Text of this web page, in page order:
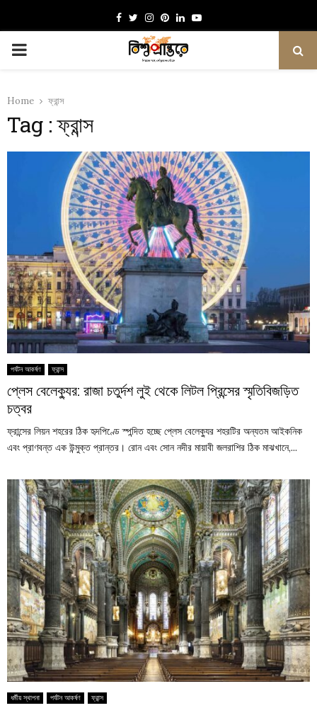
Facebook
TwitterInstagram
Pinterest
LinkedinYoutube
PRIMARY
Home ফ্রান্স
Tag : ফ্রান্স
পর্যটন আকর্ষণ ফ্রান্স
প্লেস বেলেক্যুর: রাজা চতুর্দশ লুই থেকে লিটল প্রিন্সের স্মৃতিবিজড়িত
চত্বর
ফ্রান্সের লিয়ন শহরের ঠিক হৃদপিণ্ডে স্পন্দিত হচ্ছে প্লেস বেলেক্যুর শহরটির অন্যতম আইকনিক
এবং প্রাণবন্ত এক উন্মুক্ত প্রান্তর। রোন এবং সোন নদীর মায়াবী জলরাশির ঠিক মাঝখানে,...
ধর্মীয় স্থাপনা পর্যটন আকর্ষণ ফ্রান্স